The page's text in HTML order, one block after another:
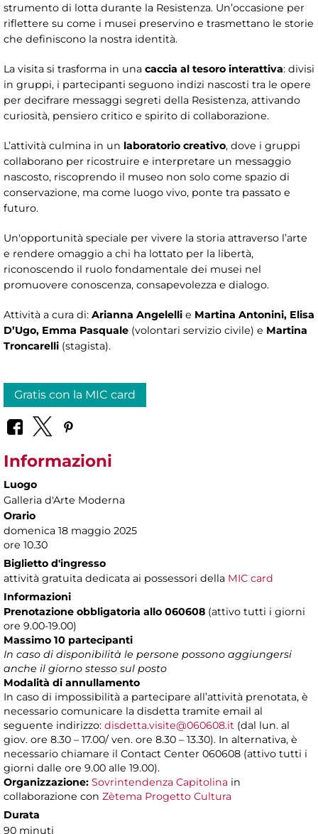
strumento di lotta durante la Resistenza. Un’occasione per
riflettere su come i musei preservino e trasmettano le storie
che definiscono la nostra identità.
La visita si trasforma in una caccia al tesoro interattiva: divisi
in gruppi, i partecipanti seguono indizi nascosti tra le opere
per decifrare messaggi segreti della Resistenza, attivando
curiosità, pensiero critico e spirito di collaborazione.
L’attività culmina in un laboratorio creativo, dove i gruppi
collaborano per ricostruire e interpretare un messaggio
nascosto, riscoprendo il museo non solo come spazio di
conservazione, ma come luogo vivo, ponte tra passato e
futuro.
Un'opportunità speciale per vivere la storia attraverso l’arte
e rendere omaggio a chi ha lottato per la libertà,
riconoscendo il ruolo fondamentale dei musei nel
promuovere conoscenza, consapevolezza e dialogo.
Attività a cura di: Arianna Angelelli e Martina Antonini, Elisa
D’Ugo, Emma Pasquale (volontari servizio civile) e Martina
Troncarelli (stagista).
Gratis con la MIC card
Informazioni
Luogo
Galleria d'Arte Moderna
Orario
domenica 18 maggio 2025
ore 10.30
Biglietto d'ingresso
attività gratuita dedicata ai possessori della MIC card
Informazioni
Prenotazione obbligatoria allo 060608 (attivo tutti i giorni
ore 9.00-19.00)
Massimo 10 partecipanti
In caso di disponibilità le persone possono aggiungersi
anche il giorno stesso sul posto
Modalità di annullamento
In caso di impossibilità a partecipare all’attività prenotata, è
necessario comunicare la disdetta tramite email al
seguente indirizzo: disdetta.visite@060608.it (dal lun. al
giov. ore 8.30 – 17.00/ ven. ore 8.30 – 13.30). In alternativa, è
necessario chiamare il Contact Center 060608 (attivo tutti i
giorni dalle ore 9.00 alle 19.00).
Organizzazione: Sovrintendenza Capitolina in
collaborazione con Zètema Progetto Cultura
Durata
90 minuti